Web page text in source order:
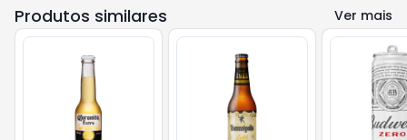
Produtos similares Ver mais